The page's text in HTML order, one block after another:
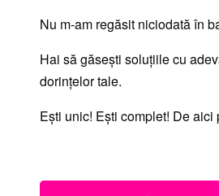
Nu m-am regăsit niciodată în
Hai să găsești soluțiile cu
dorințelor tale.
Ești unic! Ești complet! De aici